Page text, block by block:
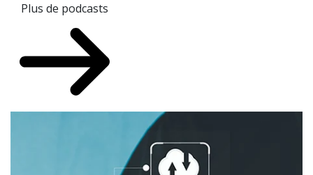
Plus de podcasts